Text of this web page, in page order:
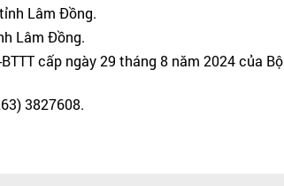
Lâm Đồng.
Lâm Đồng.
cấp ngày 29 tháng 8 năm 2024 của Bộ
3827608.